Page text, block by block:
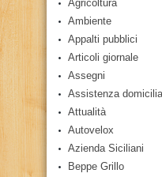
Agricoltura
Ambiente
Appalti pubblici
Articoli giornale
Assegni
Assistenza
Attualità
Autovelox
Azienda Siciliani
Beppe Grillo